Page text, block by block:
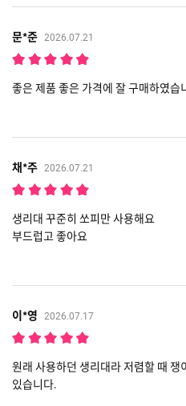
문*준 2026.07.21
좋은 제품 좋은 가격에 잘 구매하였습
채*주 2026.07.21
생리대 꾸준히 쏘피만 사용해요
부드럽고 좋아요
이*영 2026.07.17
원래 사용하던 생리대라 저렴할 때
있습니다.